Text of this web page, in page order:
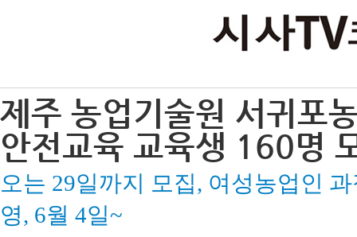
제주 농업기술원 서귀포
안전교육 교육생 160명
오는 29일까지 모집, 여성농업인
영, 6월 4일~